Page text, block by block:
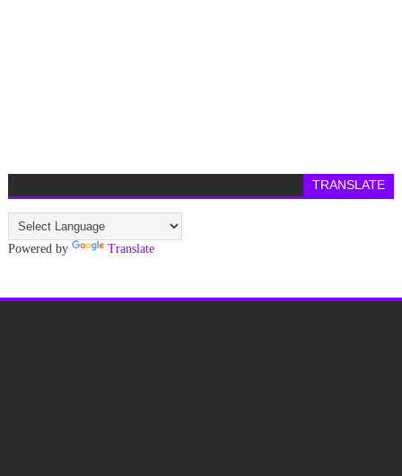
TRANSLATE
Powered by Translate